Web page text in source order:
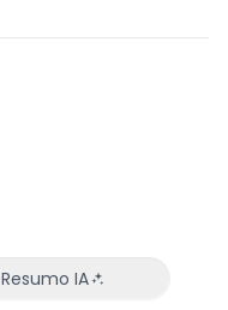
Resumo IA